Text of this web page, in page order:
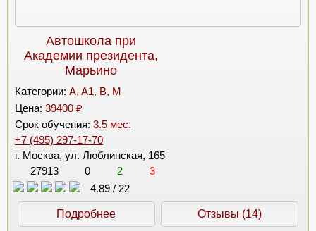
Автошкола при
Академии президента,
Марьино
Категории: A, A1, B, M
Цена: 39400 ₽
Срок обучения: 3.5 мес.
+7 (495) 297-17-70
г. Москва, ул. Люблинская, 165
27913
0 2
3
4.89 / 22
Подробнее Отзывы (14)